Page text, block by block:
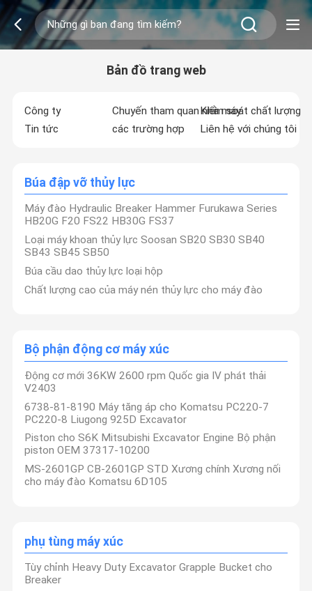
Bản đồ trang web
Công ty Chuyến tham quan nhà máyKiểm soát chất lượng
Tin tức
các trường hợp Liên hệ với chúng tôi
Búa đập vỡ thủy lực
Máy đào Hydraulic Breaker Hammer Furukawa Series
HB20G F20 FS22 HB30G FS37
Loại máy khoan thủy lực Soosan SB20 SB30 SB40
SB43 SB45 SB50
Búa cầu dao thủy lực loại hộp
Chất lượng cao của máy nén thủy lực cho máy đào
Bộ phận động cơ máy xúc
Động cơ mới 36KW 2600 rpm Quốc gia IV phát thải
V2403
6738-81-8190 Máy tăng áp cho Komatsu PC220-7
PC220-8 Liugong 925D Excavator
Piston cho S6K Mitsubishi Excavator Engine Bộ phận
piston OEM 37317-10200
MS-2601GP CB-2601GP STD Xương chính Xương nối
cho máy đào Komatsu 6D105
phụ tùng máy xúc
Tùy chỉnh Heavy Duty Excavator Grapple Bucket cho
Breaker